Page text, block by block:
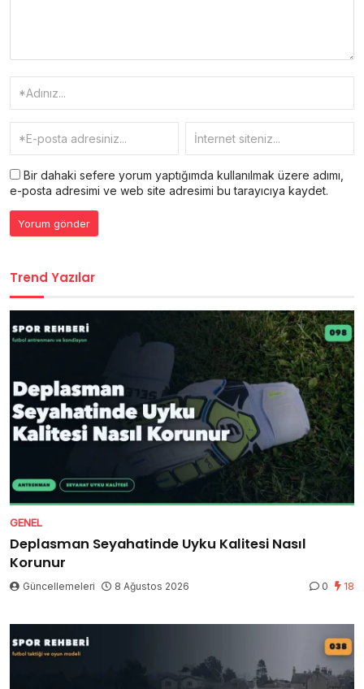
Bir dahaki sefere yorum yaptığımda kullanılmak üzere adımı,
e-posta adresimi ve web site adresimi bu tarayıcıya kaydet.
Trend Yazılar
GENEL
Deplasman Seyahatinde Uyku Kalitesi Nasıl
Korunur
Güncellemeleri 8 Ağustos 2026 0 18